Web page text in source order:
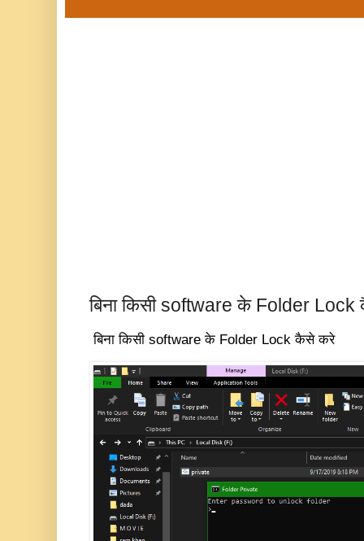
बिना किसी software के Folder
बिना किसी software के Folder Lock कैसे करे